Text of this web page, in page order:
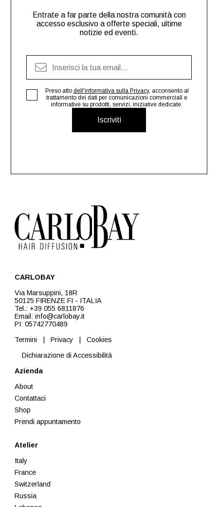
Entrate a far parte della nostra comunità con
accesso esclusivo a offerte speciali, ultime
notizie ed eventi.
Iscriviti
Preso atto dell'informativa sulla Privacy, acconsento al
trattamento dei dati per comunicazioni commerciali e
informative su prodotti, servizi, iniziative dedicate.
CARLOBAY
Via Marsuppini, 18R
50125 FIRENZE FI - ITALIA
Tel.: +39 055 6811876
Email: info@carlobay.it
PI: 05742770489
Termini
| Privacy |
Cookies
Dichiarazione di Accessibilità
Azienda
About
Contattaci
Shop
Prendi appuntamento
Atelier
Italy
France
Switzerland
Russia